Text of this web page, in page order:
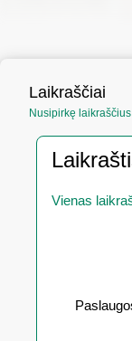
Laikraščiai
Nusipirkę
Vienas